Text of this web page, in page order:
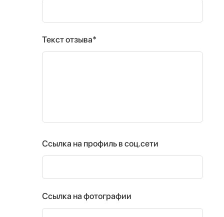
Текст отзыва*
Ссылка на профиль в соц.сети
Ссылка на фотографии